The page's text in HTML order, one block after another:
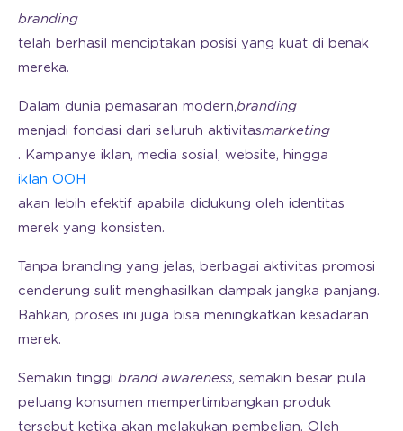
branding
telah berhasil menciptakan posisi yang kuat di benak
mereka.
Dalam dunia pemasaran modern,branding
menjadi fondasi dari seluruh aktivitasmarketing
. Kampanye iklan, media sosial, website, hingga
iklan OOH
akan lebih efektif apabila didukung oleh identitas
merek yang konsisten.
Tanpa branding yang jelas, berbagai aktivitas promosi
cenderung sulit menghasilkan dampak jangka panjang.
Bahkan, proses ini juga bisa meningkatkan kesadaran
merek.
Semakin tinggi brand awareness, semakin besar pula
peluang konsumen mempertimbangkan produk
tersebut ketika akan melakukan pembelian. Oleh